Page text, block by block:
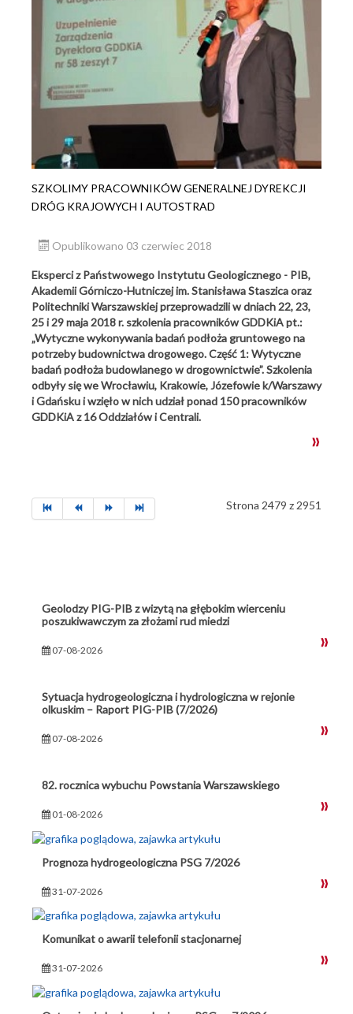
SZKOLIMY PRACOWNIKÓW GENERALNEJ DYREKCJI
DRÓG KRAJOWYCH I AUTOSTRAD
Opublikowano 03 czerwiec 2018
Eksperci z Państwowego Instytutu Geologicznego - PIB,
Akademii Górniczo-Hutniczej im. Stanisława Staszica oraz
Politechniki Warszawskiej przeprowadzili w dniach 22, 23,
25 i 29 maja 2018 r. szkolenia pracowników GDDKiA pt.:
„Wytyczne wykonywania badań podłoża gruntowego na
potrzeby budownictwa drogowego. Część 1: Wytyczne
badań podłoża budowlanego w drogownictwie”. Szkolenia
odbyły się we Wrocławiu, Krakowie, Józefowie k/Warszawy
i Gdańsku i wzięło w nich udział ponad 150 pracowników
GDDKiA z 16 Oddziałów i Centrali.
Strona 2479 z 2951
Geolodzy PIG-PIB z wizytą na głębokim wierceniu
poszukiwawczym za złożami rud miedzi
07-08-2026
Sytuacja hydrogeologiczna i hydrologiczna w rejonie
olkuskim – Raport PIG-PIB (7/2026)
07-08-2026
82. rocznica wybuchu Powstania Warszawskiego
01-08-2026
Prognoza hydrogeologiczna PSG 7/2026
31-07-2026
Komunikat o awarii telefonii stacjonarnej
31-07-2026